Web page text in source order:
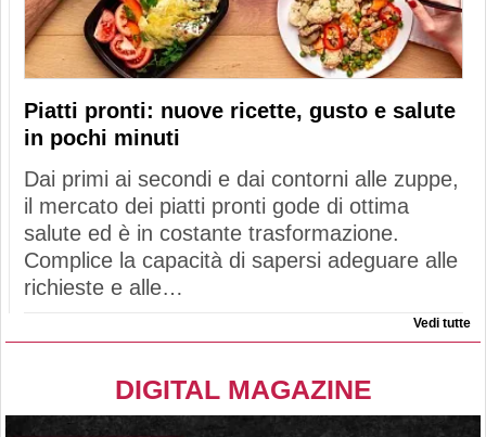
Piatti pronti: nuove ricette, gusto e salute
in pochi minuti
Dai primi ai secondi e dai contorni alle zuppe,
il mercato dei piatti pronti gode di ottima
salute ed è in costante trasformazione.
Complice la capacità di sapersi adeguare alle
richieste e alle…
Vedi tutte
DIGITAL MAGAZINE